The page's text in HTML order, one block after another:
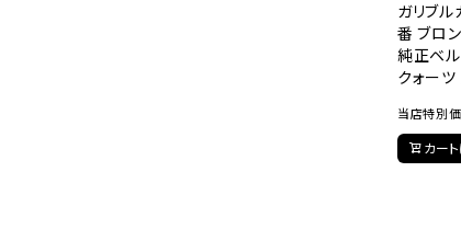
ガリブ
番 ブロ
純正ベ
クォー
当店特別
カー